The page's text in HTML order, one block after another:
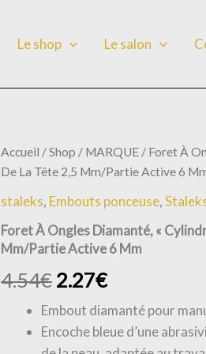
Le shop Le salon
Accueil /Shop / MARQUE / Foret À
De La Tête 2,5 Mm/Partie Active 6
staleks, Embouts ponceuse,
Foret À Ongles Diamanté, «
Mm/Partie Active 6 Mm
4.54€ 2.27€
Embout diamanté pour
Encoche bleue d’une
quantité
de
Foret
À
Diamanté,
«
»,
Bleu,
Diamètre